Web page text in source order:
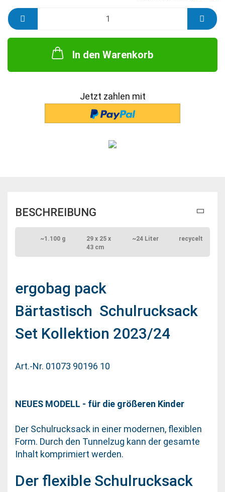
In den Warenkorb
Jetzt zahlen mit
BESCHREIBUNG
~1.100 g
29 x 25 x
43 cm
~24 Liter recycelt
ergobag pack
Bärtastisch Schulrucksack
Set Kollektion 2023/24
Art.-Nr. 01073 90196 10
NEUES MODELL - für die größeren Kinder
Der Schulrucksack in einer modernen, flexiblen
Form. Durch den Tunnelzug kann der gesamte
Inhalt komprimiert werden.
Der flexible Schulrucksack